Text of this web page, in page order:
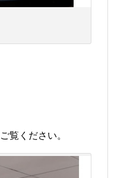
覧ください。